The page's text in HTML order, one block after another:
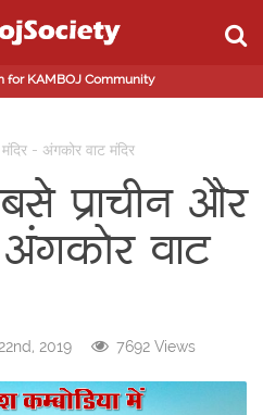
for KAMBOJ Community
- अंगकोर वाट मंदिर
प्राचीन और
वाट
2019 7692 Views